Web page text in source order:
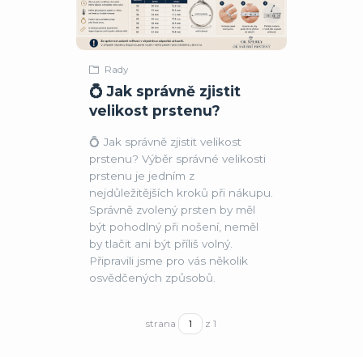
💍 Jak správně zjistit
velikost prstenu?
Rady
💍 Jak správně zjistit velikost
prstenu? Výběr správné velikosti
prstenu je jedním z
nejdůležitějších kroků při nákupu.
Správně zvolený prsten by měl
být pohodlný při nošení, neměl
by tlačit ani být příliš volný.
Připravili jsme pro vás několik
osvědčených způsobů.
strana z 1